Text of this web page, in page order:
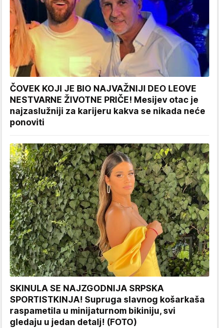
ČOVEK KOJI JE BIO NAJVAŽNIJI DEO LEOVE
NESTVARNE ŽIVOTNE PRIČE! Mesijev otac je
najzaslužniji za karijeru kakva se nikada neće
ponoviti
SKINULA SE NAJZGODNIJA SRPSKA
SPORTISTKINJA! Supruga slavnog košarkaša
raspametila u minijaturnom bikiniju, svi
gledaju u jedan detalj! (FOTO)